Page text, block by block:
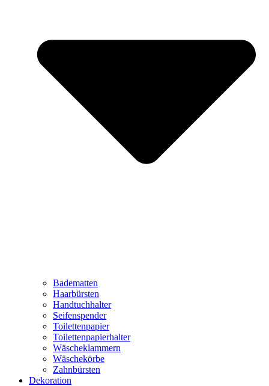
Badematten
Haarbürsten
Handtuchhalter
Seifenspender
Toilettenpapier
Toilettenpapierhalter
Wäscheklammern
Wäschekörbe
Zahnbürsten
Dekoration